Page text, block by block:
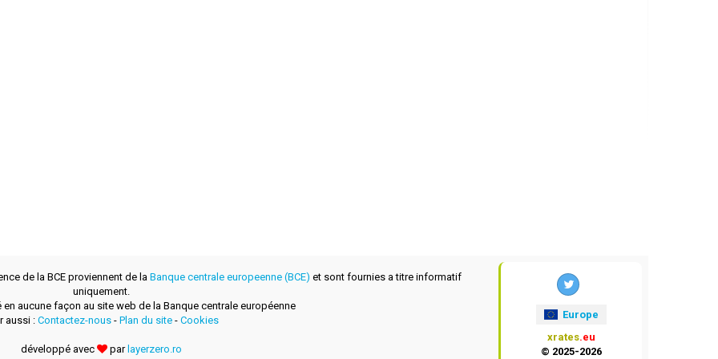
de la BCE proviennent de la Banque centrale europeenne (BCE) et sont fournies a titre informatif
uniquement.
aucune façon au site web de la Banque centrale européenne
aussi : Contactez-nous- Plan du site- Cookies
développé avec par layerzero.ro
Europe
xrates.eu
© 2025-2026